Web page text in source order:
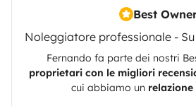
Best
Noleggiatore professionale -
Fernando fa parte dei nostri
proprietari con le migliori
cui abbiamo un